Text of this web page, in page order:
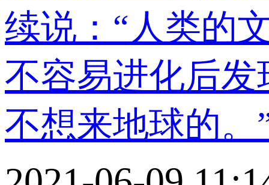
续说：“人类的
不容易进化后
不想来地球的